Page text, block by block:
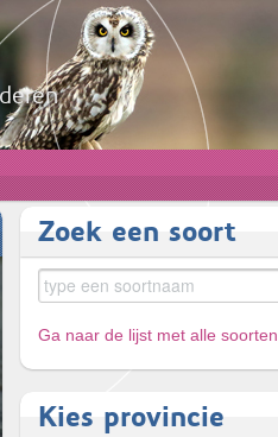
Zoek een soort
Ga naar de lijst met alle soorten
Kies provincie